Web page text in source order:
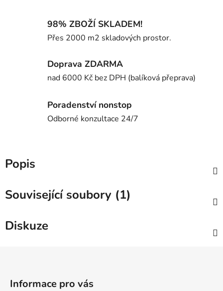
98% ZBOŽÍ SKLADEM!
Přes 2000 m2 skladových prostor.
Doprava ZDARMA
nad 6000 Kč bez DPH (balíková přeprava)
Poradenství nonstop
Odborné konzultace 24/7
Popis
Související soubory (1)
Diskuze
Informace pro vás